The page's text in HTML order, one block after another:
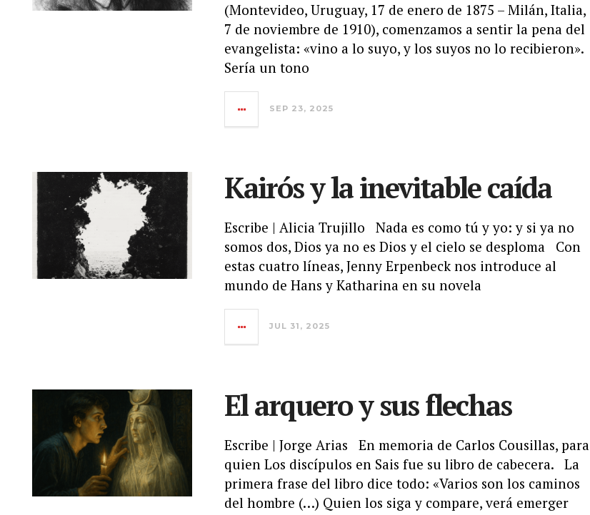
(Montevideo, Uruguay, 17 de enero de 1875 – Milán, Italia,
7 de noviembre de 1910), comenzamos a sentir la pena del
evangelista: «vino a lo suyo, y los suyos no lo recibieron».
Sería un tono
SEP 23, 2025
Kairós y la inevitable caída
Escribe | Alicia Trujillo Nada es como tú y yo: y si ya no
somos dos, Dios ya no es Dios y el cielo se desploma Con
estas cuatro líneas, Jenny Erpenbeck nos introduce al
mundo de Hans y Katharina en su novela
JUL 31, 2025
El arquero y sus flechas
Escribe | Jorge Arias En memoria de Carlos Cousillas, para
quien Los discípulos en Sais fue su libro de cabecera. La
primera frase del libro dice todo: «Varios son los caminos
del hombre (…) Quien los siga y compare, verá emerger